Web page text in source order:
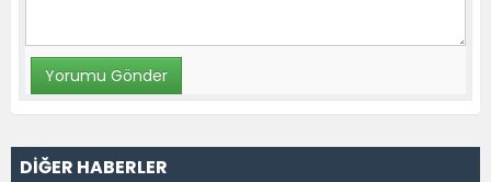
DİĞER HABERLER